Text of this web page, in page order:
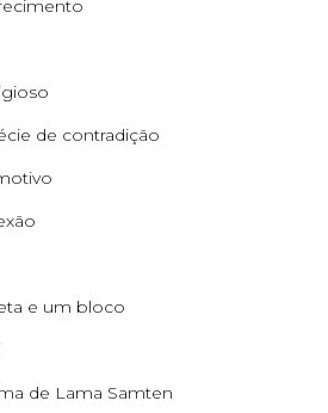
de contradição
e um bloco
de Lama Samten